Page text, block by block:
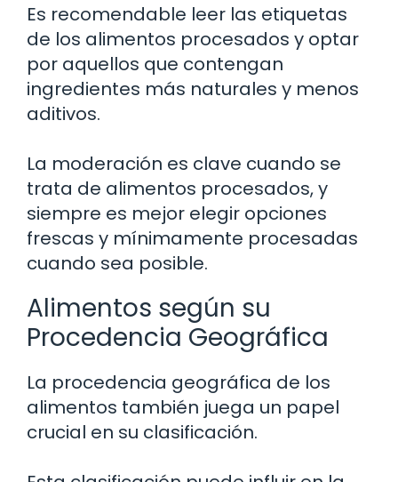
Es recomendable leer las etiquetas
de los alimentos procesados y optar
por aquellos que contengan
ingredientes más naturales y menos
aditivos.
La moderación es clave cuando se
trata de alimentos procesados, y
siempre es mejor elegir opciones
frescas y mínimamente procesadas
cuando sea posible.
Alimentos según su
Procedencia Geográfica
La procedencia geográfica de los
alimentos también juega un papel
crucial en su clasificación.